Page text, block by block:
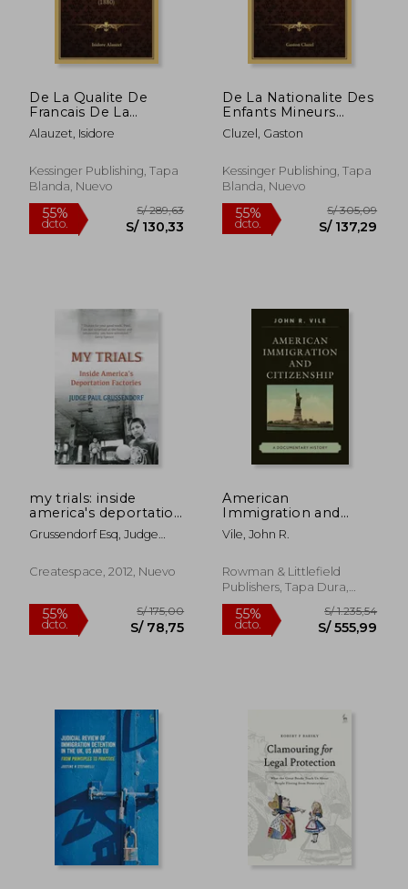
dcto. S/ 147,72 dcto. S/
De La Qualite De
Francais De La
Naturalisation: Et Du
Statut Personnel Des
Francés)
Alauzet, Isidore
Kessinger Publishing, Tapa
Blanda, Nuevo
55%
dcto. S/ 130,33
De La Nationalite Des
Enfants Mineurs
D'Etrangers: Dans La
Legislation Francaise
Cluzel, Gaston
Kessinger Publishing, Tapa
Blanda, Nuevo
55%
dcto. S/
my trials: inside
america's deportation
factories (en Inglés)
Grussendorf Esq, Judge
Createspace, 2012, Nuevo
American
Immigration and
Citizenship: A
Documentary History
Vile, John R.
Rowman & Littlefield
Publishers, Tapa Dura,
Nuevo